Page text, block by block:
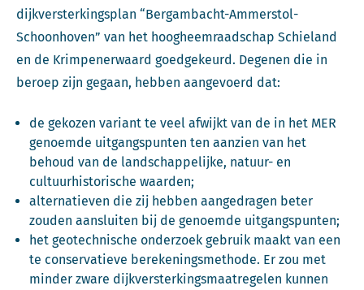
dijkversterkingsplan “Bergambacht-Ammerstol-
Schoonhoven” van het hoogheemraadschap Schieland
en de Krimpenerwaard goedgekeurd. Degenen die in
beroep zijn gegaan, hebben aangevoerd dat:
de gekozen variant te veel afwijkt van de in het MER
genoemde uitgangspunten ten aanzien van het
behoud van de landschappelijke, natuur- en
cultuurhistorische waarden;
alternatieven die zij hebben aangedragen beter
zouden aansluiten bij de genoemde uitgangspunten;
het geotechnische onderzoek gebruik maakt van een
te conservatieve berekeningsmethode. Er zou met
minder zware dijkversterkingsmaatregelen kunnen